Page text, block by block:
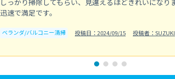
しっかり掃除してもらい、見違えるほどきれいになり
迅速で満足です。
ベランダ/バルコニー清掃 投稿日：2024/09/15 投稿者：SUZUKI